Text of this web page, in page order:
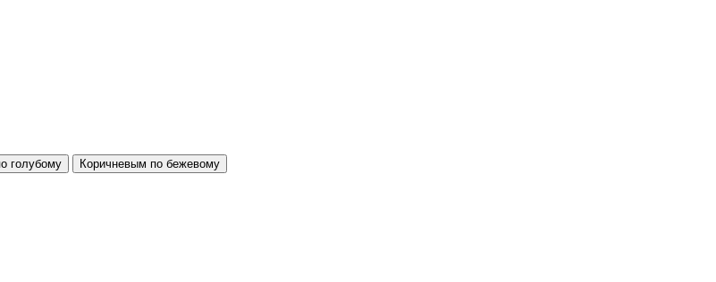
голубому Коричневым по бежевому